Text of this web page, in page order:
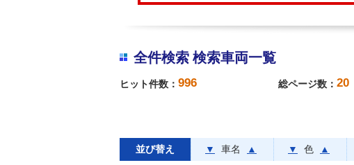
全件検索 検索車両一覧
ヒット件数： 996 総ページ数： 20
並び替え ▼ 車名 ▲ ▼ 色 ▲